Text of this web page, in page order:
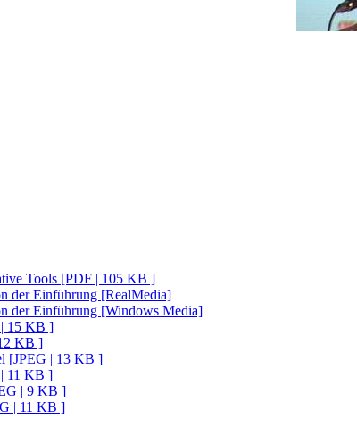
Tools [PDF | 105 KB ]
der Einführung [RealMedia]
der Einführung [Windows Media]
| 15 KB ]
KB ]
[JPEG | 13 KB ]
| 11 KB ]
| 9 KB ]
| 11 KB ]